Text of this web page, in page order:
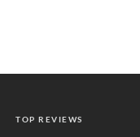
TOP REVIEWS